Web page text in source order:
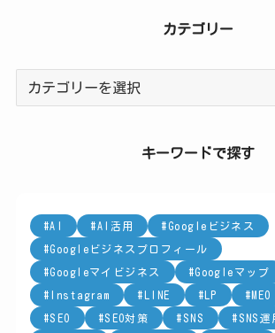
カテゴリー
キーワードで探す
AI AI活用 Googleビジネス
Googleビジネスプロフィール
Googleマイビジネス Googleマップ
Instagram LINE LP MEO
SEO SEO対策 SNS SNS運